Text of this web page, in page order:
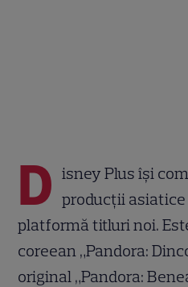
D isney Plus își
producții asiatice
platformă titluri noi.
coreean „Pandora:
original „Pandora: